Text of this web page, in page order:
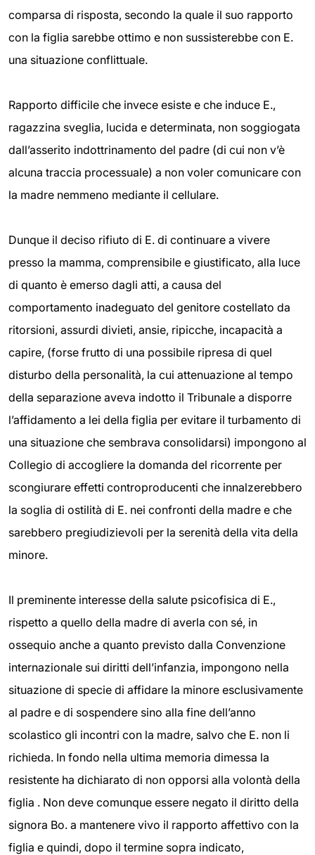
comparsa di risposta, secondo la quale il suo rapporto
con la figlia sarebbe ottimo e non sussisterebbe con E.
una situazione conflittuale.
Rapporto difficile che invece esiste e che induce E.,
ragazzina sveglia, lucida e determinata, non soggiogata
dall’asserito indottrinamento del padre (di cui non v’è
alcuna traccia processuale) a non voler comunicare con
la madre nemmeno mediante il cellulare.
Dunque il deciso rifiuto di E. di continuare a vivere
presso la mamma, comprensibile e giustificato, alla luce
di quanto è emerso dagli atti, a causa del
comportamento inadeguato del genitore costellato da
ritorsioni, assurdi divieti, ansie, ripicche, incapacità a
capire, (forse frutto di una possibile ripresa di quel
disturbo della personalità, la cui attenuazione al tempo
della separazione aveva indotto il Tribunale a disporre
l’affidamento a lei della figlia per evitare il turbamento di
una situazione che sembrava consolidarsi) impongono al
Collegio di accogliere la domanda del ricorrente per
scongiurare effetti controproducenti che innalzerebbero
la soglia di ostilità di E. nei confronti della madre e che
sarebbero pregiudizievoli per la serenità della vita della
minore.
Il preminente interesse della salute psicofisica di E.,
rispetto a quello della madre di averla con sé, in
ossequio anche a quanto previsto dalla Convenzione
internazionale sui diritti dell’infanzia, impongono nella
situazione di specie di affidare la minore esclusivamente
al padre e di sospendere sino alla fine dell’anno
scolastico gli incontri con la madre, salvo che E. non li
richieda. In fondo nella ultima memoria dimessa la
resistente ha dichiarato di non opporsi alla volontà della
figlia . Non deve comunque essere negato il diritto della
signora Bo. a mantenere vivo il rapporto affettivo con la
figlia e quindi, dopo il termine sopra indicato,